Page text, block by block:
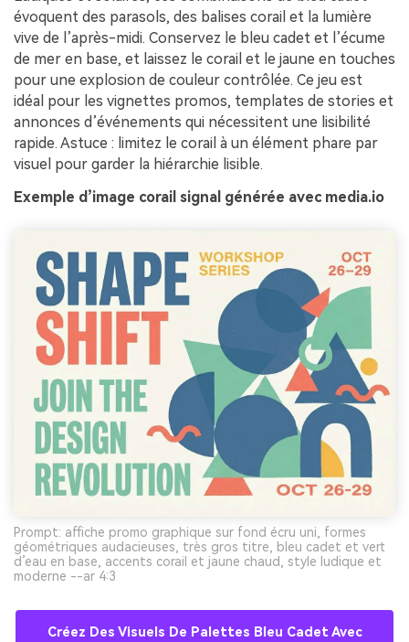
évoquent des parasols, des balises corail et la lumière
vive de l’après-midi. Conservez le bleu cadet et l’écume
de mer en base, et laissez le corail et le jaune en touches
pour une explosion de couleur contrôlée. Ce jeu est
idéal pour les vignettes promos, templates de stories et
annonces d’événements qui nécessitent une lisibilité
rapide. Astuce : limitez le corail à un élément phare par
visuel pour garder la hiérarchie lisible.
Exemple d’image corail signal générée avec media.io
Prompt: affiche promo graphique sur fond écru uni, formes
géométriques audacieuses, très gros titre, bleu cadet et vert
d’eau en base, accents corail et jaune chaud, style ludique et
moderne --ar 4:3
Créez Des Visuels De Palettes Bleu Cadet Avec